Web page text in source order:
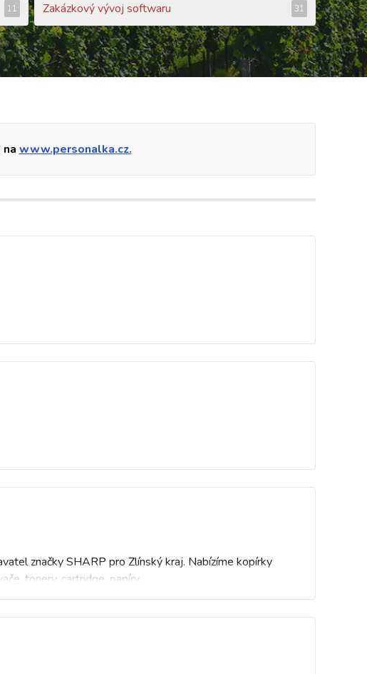
11 Zakázkový vývoj softwaru 31
www.personalka.cz.
značky SHARP pro Zlínský kraj. Nabízíme kopírky
tonery, cartridge, papíry.